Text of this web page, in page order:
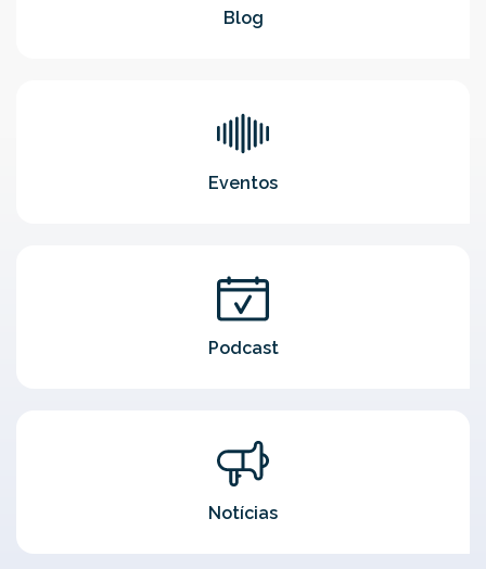
Blog
Eventos
Podcast
Notícias